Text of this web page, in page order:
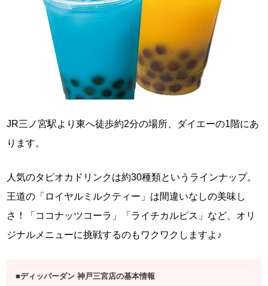
JR三ノ宮駅より東へ徒歩約2分の場所、ダイエーの1階にあ
ります。
人気のタピオカドリンクは約30種類というラインナップ。
王道の「ロイヤルミルクティー」は間違いなしの美味し
さ！「ココナッツコーラ」「ライチカルピス」など、オリ
ジナルメニューに挑戦するのもワクワクしますよ♪
■ディッパーダン 神戸三宮店の基本情報